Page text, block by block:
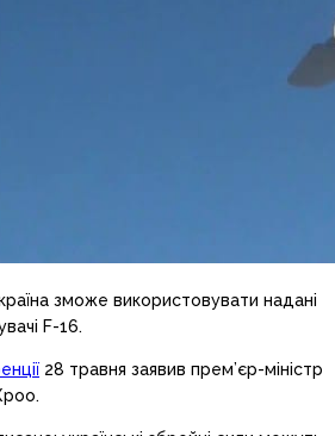
зможе використовувати надані
F-16.
28 травня заявив прем’єр-міністр